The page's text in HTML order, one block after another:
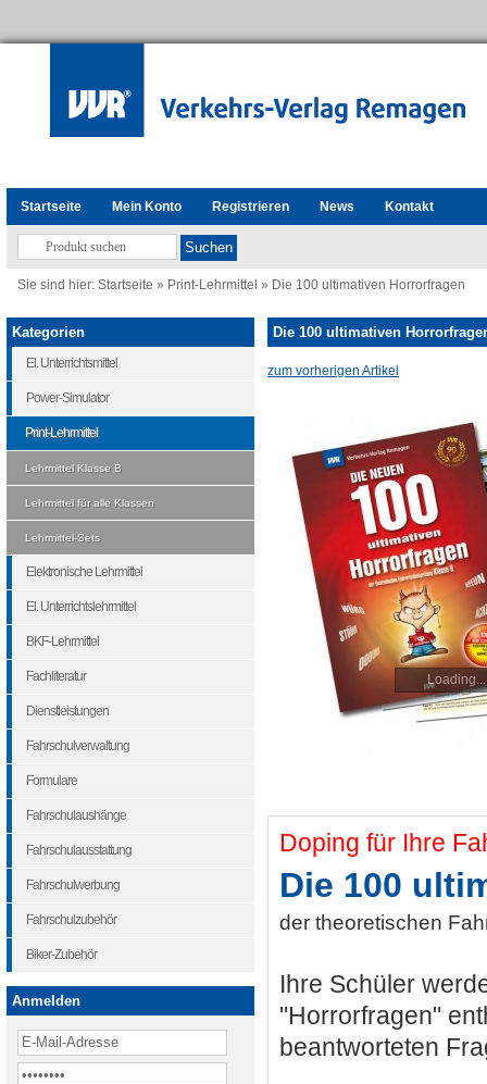
Startseite Mein Konto Registrieren News Kontakt
Sie sind hier: Startseite » Print-Lehrmittel » Die 100 ultimativen Horrorfragen
Die 100 ultimativen
zum vorherigen Artikel
Loading...
Doping für Ihre
Die 100
der theoretischen
Ihre Schüler
"Horrorfragen"
beantworteten
Kategorien
El. Unterrichtsmittel
Power-Simulator
Print-Lehrmittel
Lehrmittel Klasse B
Lehrmittel für alle Klassen
Lehrmittel-Sets
Elektronische Lehrmittel
El. Unterrichtslehrmittel
BKF-Lehrmittel
Fachliteratur
Dienstleistungen
Fahrschulverwaltung
Formulare
Fahrschulaushänge
Fahrschulausstattung
Fahrschulwerbung
Fahrschulzubehör
Biker-Zubehör
Anmelden